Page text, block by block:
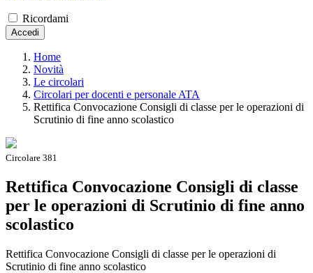
Ricordami
Accedi
Home
Novità
Le circolari
Circolari per docenti e personale ATA
Rettifica Convocazione Consigli di classe per le operazioni di
Scrutinio di fine anno scolastico
Circolare 381
Rettifica Convocazione Consigli di classe
per le operazioni di Scrutinio di fine anno
scolastico
Rettifica Convocazione Consigli di classe per le operazioni di
Scrutinio di fine anno scolastico